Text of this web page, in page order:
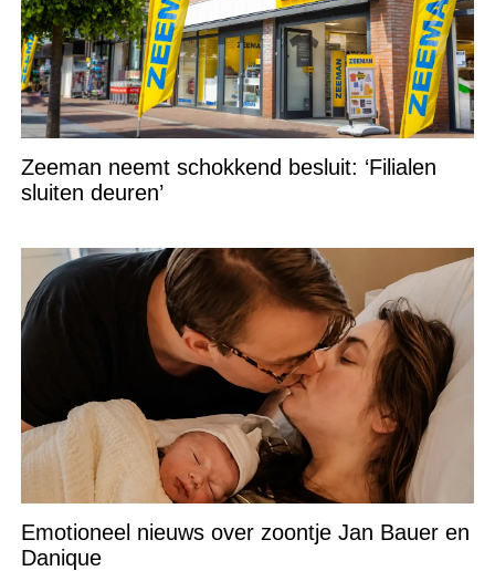
Zeeman neemt schokkend besluit: ‘Filialen
sluiten deuren’
Emotioneel nieuws over zoontje Jan Bauer en
Danique